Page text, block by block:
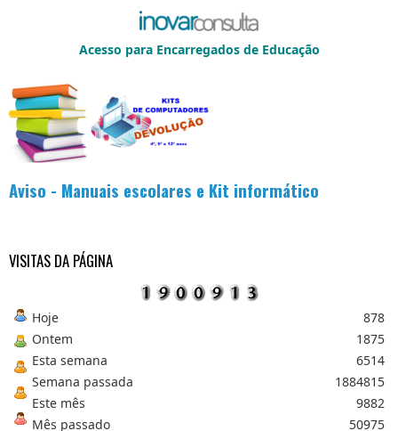
a
r
Acesso para Encarregados de Educação
Aviso - Manuais escolares e Kit informático
VISITAS DA PÁGINA
Hoje
Ontem
Esta semana
Semana passada
Este mês
Mês passado
878
1875
6514
1884815
9882
50975